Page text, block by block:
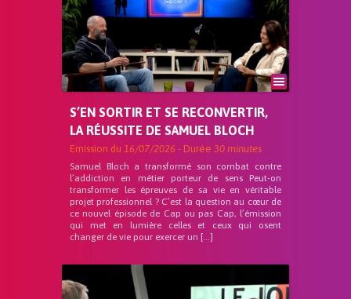
S’EN SORTIR ET SE RECONVERTIR,
LA RÉUSSITE DE SAMUEL BLOCH
Emission du 16/07/2026 - Durée 30 minutes
Samuel Bloch a transformé son combat contre
l’addiction en métier porteur de sens Peut-on
transformer les épreuves de sa vie en véritable
projet professionnel ? C’est la question au cœur de
ce nouvel épisode de Cap ou pas Cap, l’émission
qui met en lumière celles et ceux qui osent
changer de vie pour exercer un […]